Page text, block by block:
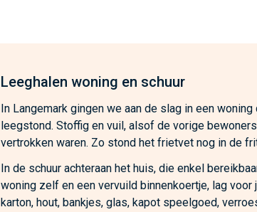
Leeghalen woning en schuur
In Langemark gingen we aan de slag in een
leegstond. Stoffig en vuil, alsof de vorige
vertrokken waren. Zo stond het frietvet nog in de
In de schuur achteraan het huis, die enkel
woning zelf en een vervuild binnenkoertje, lag voor
karton, hout, bankjes, glas, kapot speelgoed,